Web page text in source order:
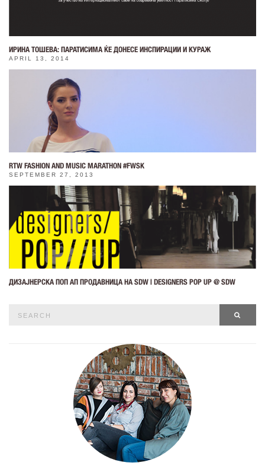
ИРИНА ТОШЕВА: ПАРАТИСИМА ЌЕ ДОНЕСЕ ИНСПИРАЦИИ И КУРАЖ
APRIL 13, 2014
RTW FASHION AND MUSIC MARATHON #FWSK
SEPTEMBER 27, 2013
ДИЗАЈНЕРСКА ПОП АП ПРОДАВНИЦА НА SDW | DESIGNERS POP UP @ SDW